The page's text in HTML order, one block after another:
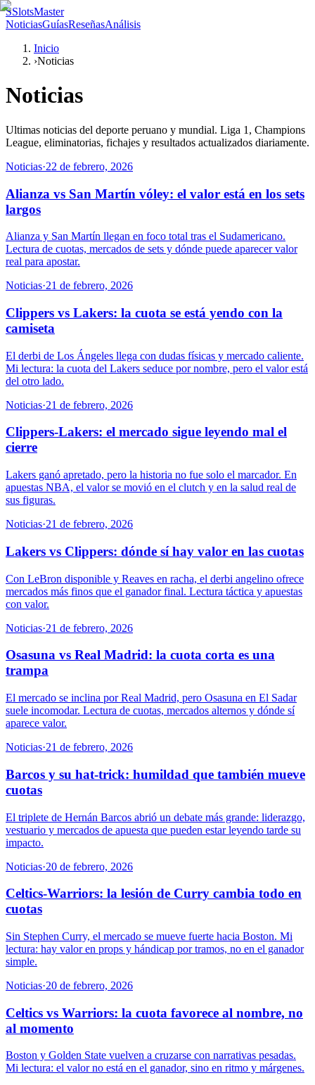
SSlotsMaster
NoticiasGuíasReseñasAnálisis
Inicio
›Noticias
Noticias
Ultimas noticias del deporte peruano y mundial. Liga 1, Champions
League, eliminatorias, fichajes y resultados actualizados diariamente.
Noticias·22 de febrero, 2026
Alianza vs San Martín vóley: el valor está en los sets
largos
Alianza y San Martín llegan en foco total tras el Sudamericano.
Lectura de cuotas, mercados de sets y dónde puede aparecer valor
real para apostar.
Noticias·21 de febrero, 2026
Clippers vs Lakers: la cuota se está yendo con la
camiseta
El derbi de Los Ángeles llega con dudas físicas y mercado caliente.
Mi lectura: la cuota del Lakers seduce por nombre, pero el valor está
del otro lado.
Noticias·21 de febrero, 2026
Clippers-Lakers: el mercado sigue leyendo mal el
cierre
Lakers ganó apretado, pero la historia no fue solo el marcador. En
apuestas NBA, el valor se movió en el clutch y en la salud real de
sus figuras.
Noticias·21 de febrero, 2026
Lakers vs Clippers: dónde sí hay valor en las cuotas
Con LeBron disponible y Reaves en racha, el derbi angelino ofrece
mercados más finos que el ganador final. Lectura táctica y apuestas
con valor.
Noticias·21 de febrero, 2026
Osasuna vs Real Madrid: la cuota corta es una
trampa
El mercado se inclina por Real Madrid, pero Osasuna en El Sadar
suele incomodar. Lectura de cuotas, mercados alternos y dónde sí
aparece valor.
Noticias·21 de febrero, 2026
Barcos y su hat-trick: humildad que también mueve
cuotas
El triplete de Hernán Barcos abrió un debate más grande: liderazgo,
vestuario y mercados de apuesta que pueden estar leyendo tarde su
impacto.
Noticias·20 de febrero, 2026
Celtics-Warriors: la lesión de Curry cambia todo en
cuotas
Sin Stephen Curry, el mercado se mueve fuerte hacia Boston. Mi
lectura: hay valor en props y hándicap por tramos, no en el ganador
simple.
Noticias·20 de febrero, 2026
Celtics vs Warriors: la cuota favorece al nombre, no
al momento
Boston y Golden State vuelven a cruzarse con narrativas pesadas.
Mi lectura: el valor no está en el ganador, sino en ritmo y márgenes.